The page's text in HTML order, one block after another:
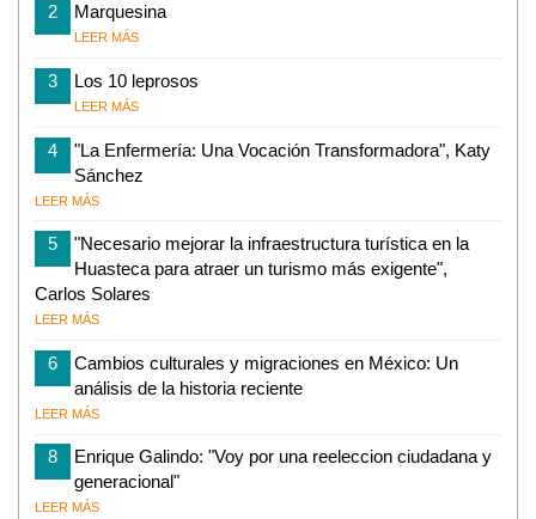
2 Marquesina
LEER MÁS
3 Los 10 leprosos
LEER MÁS
4
"La Enfermería: Una Vocación Transformadora", Katy
Sánchez
LEER MÁS
5
"Necesario mejorar la infraestructura turística en la
Huasteca para atraer un turismo más exigente",
Carlos Solares
LEER MÁS
6
Cambios culturales y migraciones en México: Un
análisis de la historia reciente
LEER MÁS
8
Enrique Galindo: "Voy por una reeleccion ciudadana y
generacional"
LEER MÁS